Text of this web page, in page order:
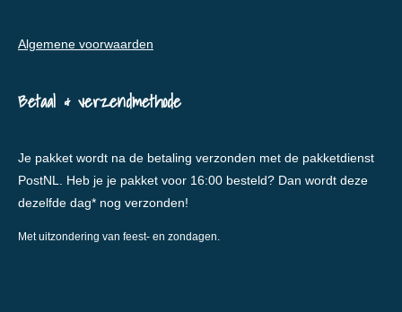
Algemene voorwaarden
Betaal & verzendmethode
Je pakket wordt na de betaling verzonden met de pakketdienst
PostNL. Heb je je pakket voor 16:00 besteld? Dan wordt deze
dezelfde dag* nog verzonden!
Met uitzondering van feest- en zondagen.